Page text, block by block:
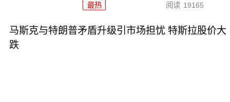
最热 阅读 19165
马斯克与特朗普矛盾升级引市场担忧 特斯拉股价大
跌